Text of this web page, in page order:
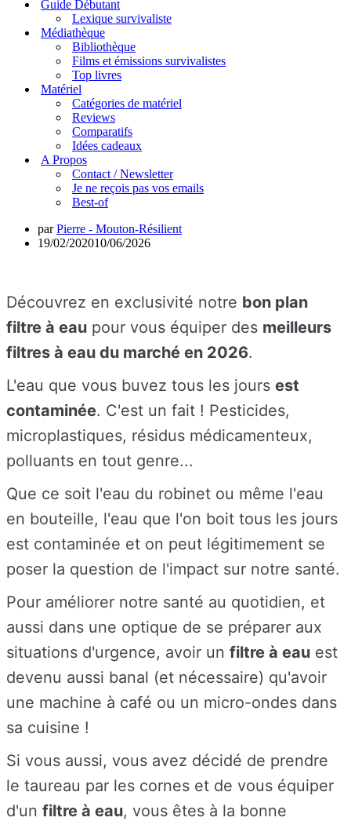
Guide Débutant
Lexique survivaliste
Médiathèque
Bibliothèque
Films et émissions survivalistes
Top livres
Matériel
Catégories de matériel
Reviews
Comparatifs
Idées cadeaux
A Propos
Contact / Newsletter
Je ne reçois pas vos emails
Best-of
parPierre - Mouton-Résilient
19/02/202010/06/2026
Découvrez en exclusivité notre bon plan
filtre à eau pour vous équiper des meilleurs
filtres à eau du marché en 2026.
L'eau que vous buvez tous les jours est
contaminée. C'est un fait ! Pesticides,
microplastiques, résidus médicamenteux,
polluants en tout genre...
Que ce soit l'eau du robinet ou même l'eau
en bouteille, l'eau que l'on boit tous les jours
est contaminée et on peut légitimement se
poser la question de l'impact sur notre santé.
Pour améliorer notre santé au quotidien, et
aussi dans une optique de se préparer aux
situations d'urgence, avoir un filtre à eau est
devenu aussi banal (et nécessaire) qu'avoir
une machine à café ou un micro-ondes dans
sa cuisine !
Si vous aussi, vous avez décidé de prendre
le taureau par les cornes et de vous équiper
d'un filtre à eau, vous êtes à la bonne